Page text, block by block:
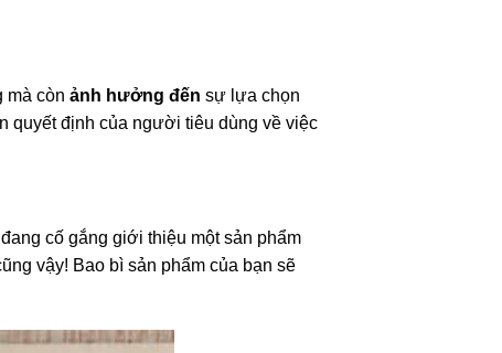
mà còn ảnh hưởng đến sự lựa chọn
quyết định của người tiêu dùng về việc
cố gắng giới thiệu một sản phẩm
vậy! Bao bì sản phẩm của bạn sẽ